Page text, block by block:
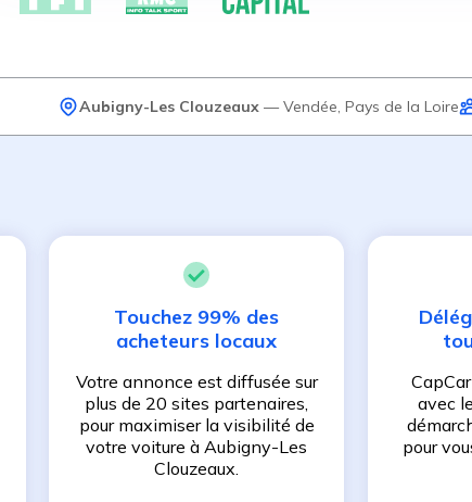
Aubigny-Les Clouzeaux — Vendée Pays de la Loire
Touchez 99% des
acheteurs locaux
Votre annonce est diffusée sur
plus de 20 sites partenaires,
pour maximiser la visibilité de
votre voiture àAubigny-Les
Clouzeaux.
avec
pour